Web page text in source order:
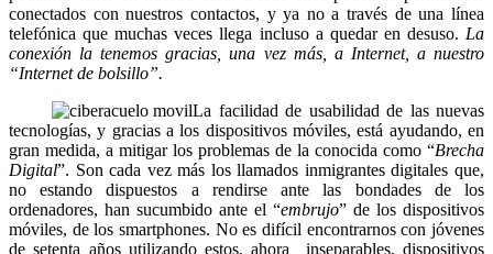
conectados con nuestros contactos, y ya no a través de una línea
telefónica que muchas veces llega incluso a quedar en desuso. La
conexión la tenemos gracias, una vez más, a Internet, a nuestro
“Internet de bolsillo”.
La facilidad de usabilidad de las nuevas
tecnologías, y gracias a los dispositivos móviles, está ayudando, en
gran medida, a mitigar los problemas de la conocida como “Brecha
Digital”. Son cada vez más los llamados inmigrantes digitales que,
no estando dispuestos a rendirse ante las bondades de los
ordenadores, han sucumbido ante el “embrujo” de los dispositivos
móviles, de los smartphones. No es difícil encontrarnos con jóvenes
de setenta años utilizando estos, ahora inseparables, dispositivos